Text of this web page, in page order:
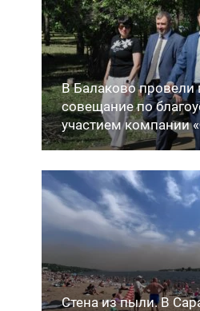
В Балаково провели
совещание по
участием компании
Стена из пыли. В